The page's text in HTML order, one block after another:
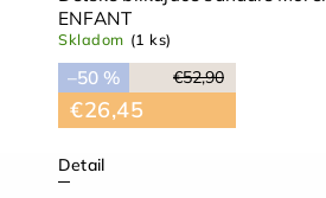
ENFANT
Skladom (1 ks)
€52,90
–50 %
€26,45
Detail